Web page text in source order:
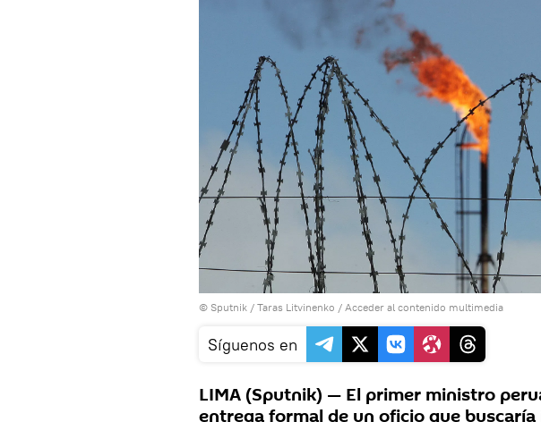
© Sputnik / Taras Litvinenko / Acceder al contenido multimedia
Síguenos en
LIMA (Sputnik) — El primer ministro
entrega formal de un oficio que